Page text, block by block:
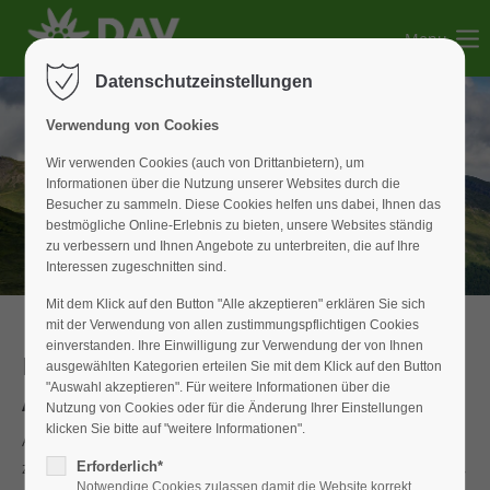
Der Eintrag "offcanvas-col2" existiert leider nicht.
Der Eintrag "offcanvas-col3" existiert leider nicht.
Der Eintrag "offcanvas-col4" existiert leider nicht.
Menu
Bergtour
Ammergauer Alpen und im Rofan
Alle Wetterberichte für unsere geplanten zwei Tagestouren
zum Plan-und Heiderwangersee und auf die Kohlbergspitze,
Datenschutzeinstellungen
Verwendung von Cookies
Wir verwenden Cookies (auch von Drittanbietern), um
Informationen über die Nutzung unserer Websites durch die
Besucher zu sammeln. Diese Cookies helfen uns dabei, Ihnen das
bestmögliche Online-Erlebnis zu bieten, unsere Websites ständig
zu verbessern und Ihnen Angebote zu unterbreiten, die auf Ihre
Interessen zugeschnitten sind.
Mit dem Klick auf den Button "Alle akzeptieren" erklären Sie sich
mit der Verwendung von allen zustimmungspflichtigen Cookies
einverstanden. Ihre Einwilligung zur Verwendung der von Ihnen
ausgewählten Kategorien erteilen Sie mit dem Klick auf den Button
"Auswahl akzeptieren". Für weitere Informationen über die
Nutzung von Cookies oder für die Änderung Ihrer Einstellungen
klicken Sie bitte auf "weitere Informationen".
Erforderlich*
Notwendige Cookies zulassen damit die Website korrekt